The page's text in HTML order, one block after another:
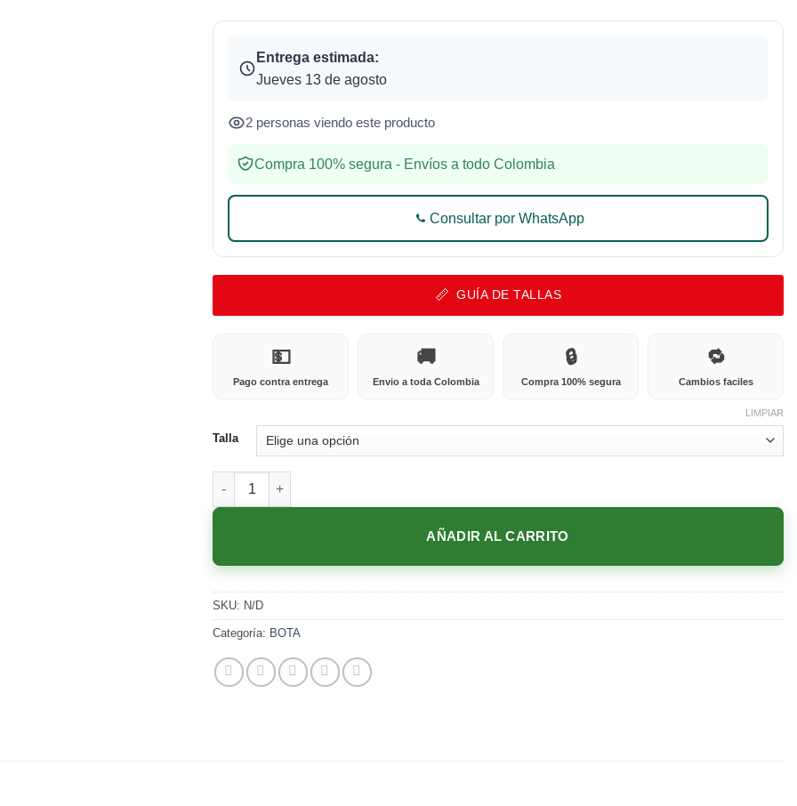
Entrega estimada:
Jueves 13 de agosto
2 personas viendo este producto
Compra 100% segura - Envíos a todo Colombia
Consultar por WhatsApp
GUÍA DE TALLAS
💵
Pago contra entrega
🚚
Envio a toda Colombia
🔒
Compra 100% segura
🔁
Cambios faciles
Talla
LIMPIAR
570 NEGRA cantidad
AÑADIR AL CARRITO
SKU: N/D
Categoría: BOTA